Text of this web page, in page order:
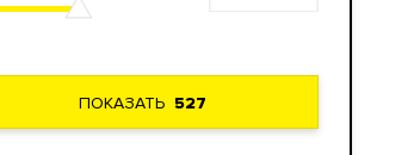
ПОКАЗАТЬ527